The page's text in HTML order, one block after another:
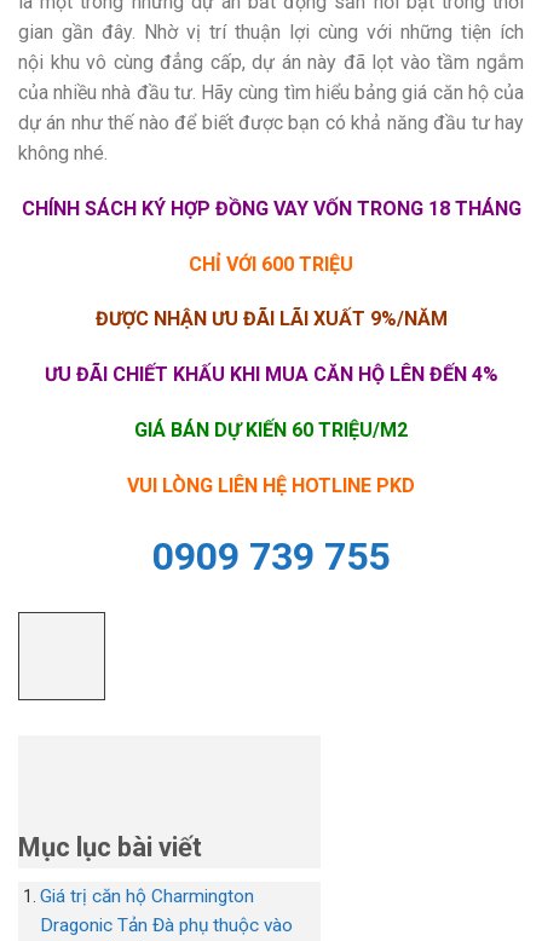
gian gần đây. Nhờ vị trí thuận lợi cùng với những tiện ích
nội khu vô cùng đẳng cấp, dự án này đã lọt vào tầm ngắm
của nhiều nhà đầu tư. Hãy cùng tìm hiểu bảng giá căn hộ của
dự án như thế nào để biết được bạn có khả năng đầu tư hay
không nhé.
CHÍNH SÁCH KÝ HỢP ĐỒNG VAY VỐN TRONG 18 THÁNG
CHỈ VỚI 600 TRIỆU
ĐƯỢC NHẬN ƯU ĐÃI LÃI XUẤT 9%/NĂM
ƯU ĐÃI CHIẾT KHẤU KHI MUA CĂN HỘ LÊN ĐẾN 4%
GIÁ BÁN DỰ KIẾN 60 TRIỆU/M2
VUI LÒNG LIÊN HỆ HOTLINE PKD
0909 739 755
Mục lục bài viết
Giá trị căn hộ Charmington
Dragonic Tản Đà phụ thuộc vào